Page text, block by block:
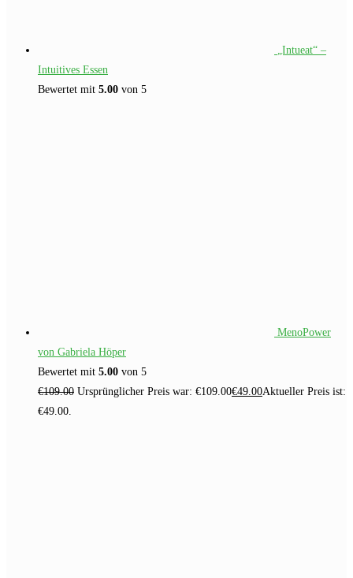
„Intueat“ –
Intuitives Essen
Bewertet mit 5.00 von 5
MenoPower
von Gabriela Höper
Bewertet mit 5.00 von 5
€109.00 Ursprünglicher Preis war: €109.00€49.00Aktueller Preis ist:
€49.00.